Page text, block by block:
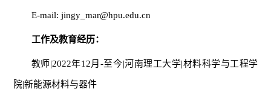
E-mail: jingy_mar@hpu.edu.cn
工作及教育经历：
教师|2022年12月 -至今|河南理工大学|材料科学与工程学
院|新能源材料与器件